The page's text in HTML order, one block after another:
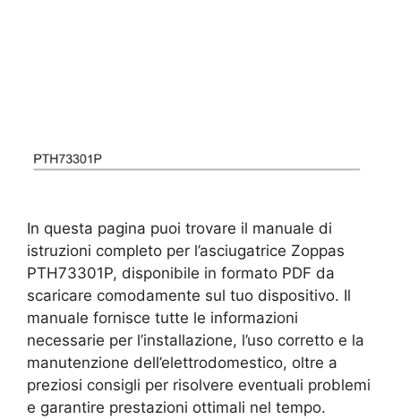
In questa pagina puoi trovare il manuale di
istruzioni completo per l’asciugatrice Zoppas
PTH73301P, disponibile in formato PDF da
scaricare comodamente sul tuo dispositivo. Il
manuale fornisce tutte le informazioni
necessarie per l’installazione, l’uso corretto e la
manutenzione dell’elettrodomestico, oltre a
preziosi consigli per risolvere eventuali problemi
e garantire prestazioni ottimali nel tempo.